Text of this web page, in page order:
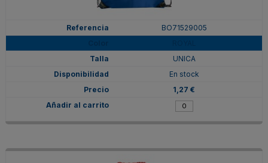
BO71529005
UNICA
En stock
1,27 €